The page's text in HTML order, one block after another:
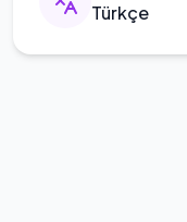
Türkçe